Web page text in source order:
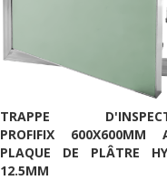
TRAPPE
PROFIFIX 600X600MM
PLAQUE DE PLÂTRE
12.5MM